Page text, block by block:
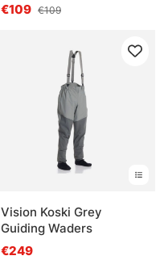
€109 €109
Vision Koski Grey
Guiding Waders
€249